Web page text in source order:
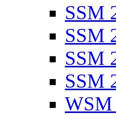
SSM
SSM
SSM
SSM
WSM